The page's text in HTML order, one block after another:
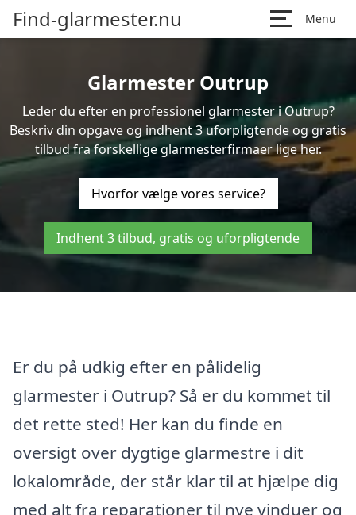
Find-glarmester.nu Menu
Glarmester Outrup
Leder du efter en professionel glarmester i Outrup?
Beskriv din opgave og indhent 3 uforpligtende og gratis
tilbud fra forskellige glarmesterfirmaer lige her.
Hvorfor vælge vores service?
Indhent 3 tilbud, gratis og uforpligtende
Er du på udkig efter en pålidelig
glarmester i Outrup? Så er du kommet til
det rette sted! Her kan du finde en
oversigt over dygtige glarmestre i dit
lokalområde, der står klar til at hjælpe dig
med alt fra reparationer til nye vinduer og